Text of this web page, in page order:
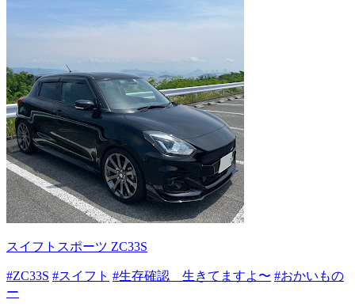
スイフトスポーツ ZC33S
#ZC33S #スイフト #生存確認 生きてますよ〜 #おかいもの
ー